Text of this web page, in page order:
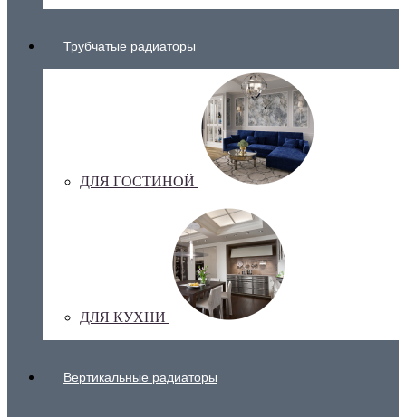
Трубчатые радиаторы
ДЛЯ ГОСТИНОЙ
ДЛЯ КУХНИ
Вертикальные радиаторы